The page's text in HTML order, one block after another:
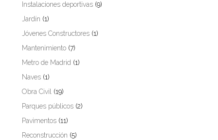
Instalaciones deportivas(9)
Jardín (1)
Jóvenes Constructores(1)
Mantenimiento(7)
Metro de Madrid (1)
Naves(1)
Obra Civil
(19)
Parques públicos(2)
Pavimentos(11)
Reconstrucción (5)